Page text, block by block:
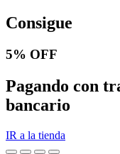
Consigue
5% OFF
Pagando con
bancario
IR a la tienda